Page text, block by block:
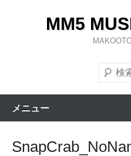
キ
MM5
検
索
メニュー